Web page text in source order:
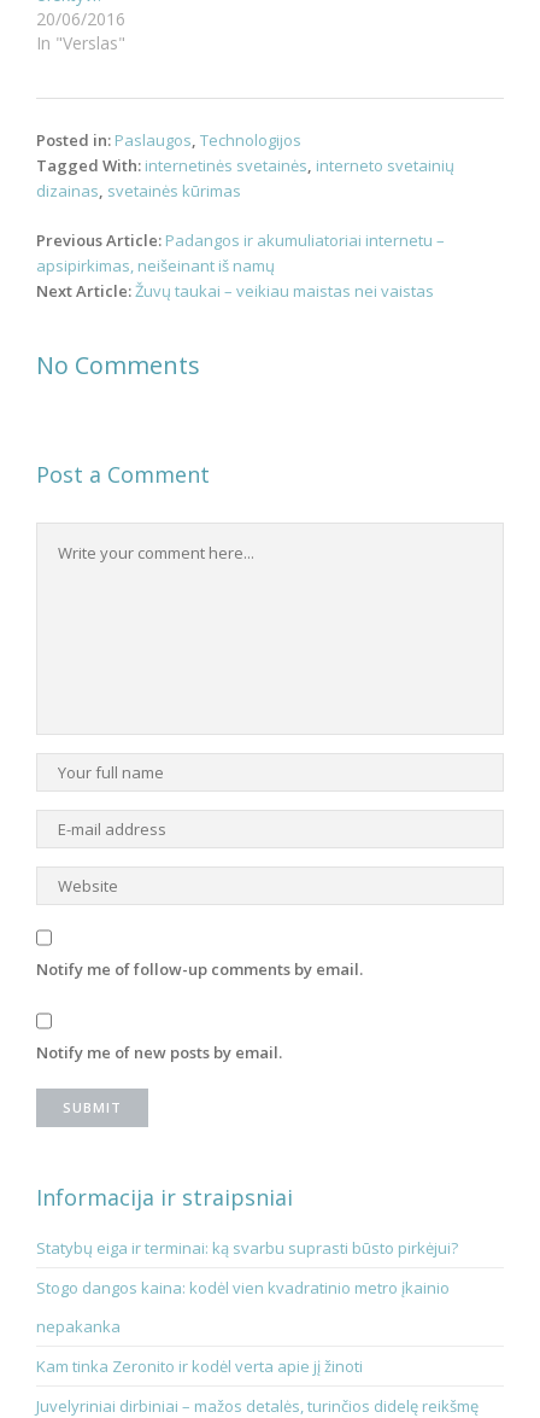
20/06/2016
In "Verslas"
Posted in: Paslaugos, Technologijos
Tagged With: internetinės svetainės, interneto svetainių
dizainas, svetainės kūrimas
Post
navigation
Previous Article: Padangos ir akumuliatoriai internetu –
apsipirkimas, neišeinant iš namų
Next Article:Žuvų taukai – veikiau maistas nei vaistas
No Comments
Post a Comment
Notify me of follow-up comments by email.
Notify me of new posts by email.
Informacija ir straipsniai
Statybų eiga ir terminai: ką svarbu suprasti būsto pirkėjui?
Stogo dangos kaina: kodėl vien kvadratinio metro įkainio
nepakanka
Kam tinka Zeronito ir kodėl verta apie jį žinoti
Juvelyriniai dirbiniai – mažos detalės, turinčios didelę reikšmę